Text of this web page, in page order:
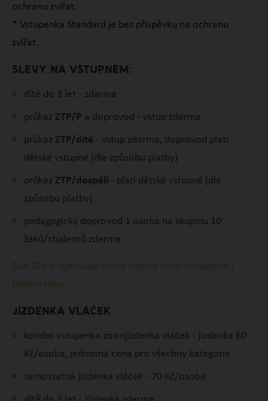
ochranu zvířat.
* Vstupenka Standard je bez příspěvku na ochranu
zvířat.
SLEVY NA VSTUPNÉM:
dítě do 3 let - zdarma
průkaz ZTP/P a doprovod - vstup zdarma
průkaz ZTP/dítě - vstup zdarma, doprovod platí
dětské vstupné (dle způsobu platby)
průkaz ZTP/dospělí- platí dětské vstupné (dle
způsobu platby)
pedagogický doprovod 1 osoba na skupinu 10
žáků/studentů zdarma.
Zoo Zlín si vyhrazuje právo změnit cenu vstupného i
během roku.
JÍZDENKA VLÁČEK
kombo vstupenka zoo+jízdenka vláček - jízdenka 60
Kč/osoba, jednotná cena pro všechny kategorie
samostatná jízdenka vláček - 70 Kč/osoba